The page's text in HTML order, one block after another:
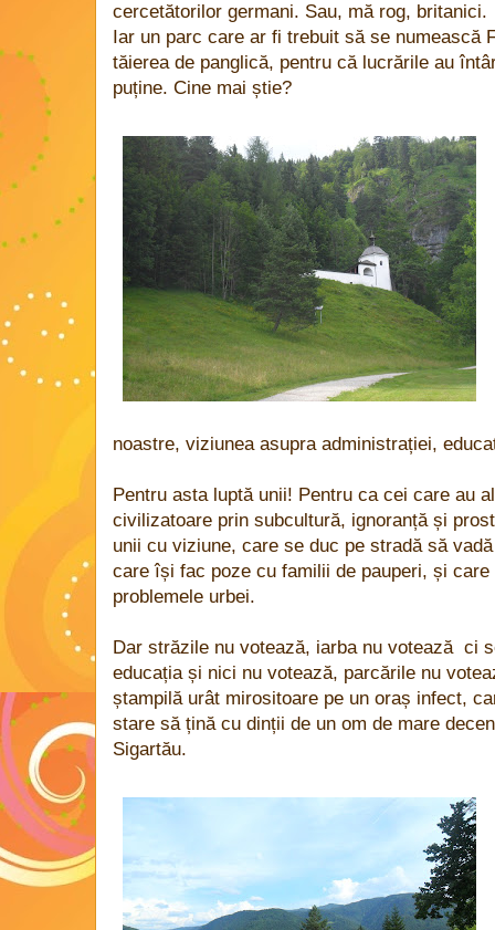
cercetătorilor germani. Sau, mă rog, britanici.
Iar un parc care ar fi trebuit să se numească
tăierea de panglică, pentru că lucrările au
puține. Cine mai știe?
noastre, viziunea asupra administrației,
Pentru asta luptă unii! Pentru ca cei care au
civilizatoare prin subcultură, ignoranță și
unii cu viziune, care se duc pe stradă să
care își fac poze cu familii de pauperi, și
problemele urbei.
Dar străzile nu votează, iarba nu votează ci
educația și nici nu votează, parcările nu
ștampilă urât mirositoare pe un oraș infect,
stare să țină cu dinții de un om de mare
Sigartău.